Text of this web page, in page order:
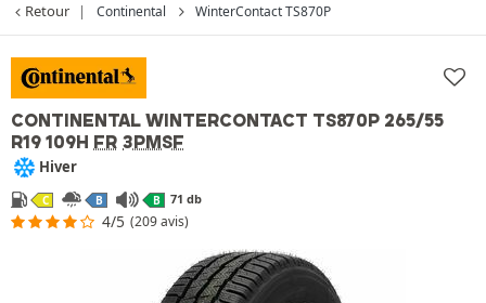
Retour Continental WinterContact TS870P
CONTINENTAL WINTERCONTACT TS870P 265/55
R19 109H FR 3PMSF
Hiver
C B B 71 db
4/5 (209 avis)